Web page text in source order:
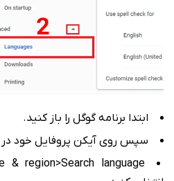
ابتدا برنامه گوگل را باز کنید.
سپس روی آیکن پروفایل خود